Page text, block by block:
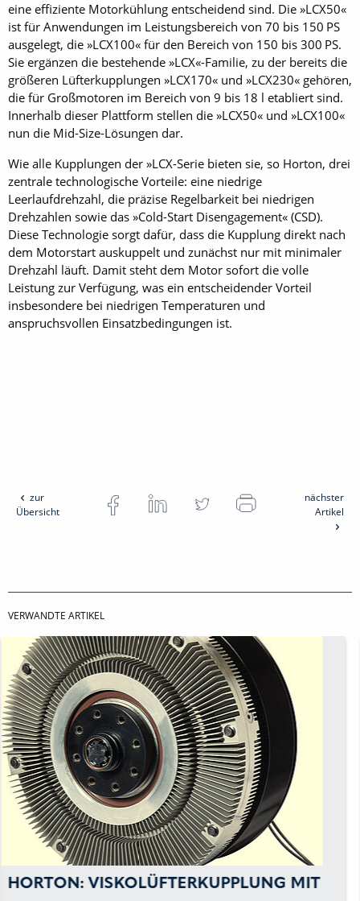
eine effiziente Motorkühlung entscheidend sind. Die »LCX50«
ist für Anwendungen im Leistungsbereich von 70 bis 150 PS
ausgelegt, die »LCX100« für den Bereich von 150 bis 300 PS.
Sie ergänzen die bestehende »LCX«-Familie, zu der bereits die
größeren Lüfterkupplungen »LCX170« und »LCX230« gehören,
die für Großmotoren im Bereich von 9 bis 18 l etabliert sind.
Innerhalb dieser Plattform stellen die »LCX50« und »LCX100«
nun die Mid-Size-Lösungen dar.
Wie alle Kupplungen der »LCX-Serie bieten sie, so Horton, drei
zentrale technologische Vorteile: eine niedrige
Leerlaufdrehzahl, die präzise Regelbarkeit bei niedrigen
Drehzahlen sowie das »Cold-Start Disengagement« (CSD).
Diese Technologie sorgt dafür, dass die Kupplung direkt nach
dem Motorstart auskuppelt und zunächst nur mit minimaler
Drehzahl läuft. Damit steht dem Motor sofort die volle
Leistung zur Verfügung, was ein entscheidender Vorteil
insbesondere bei niedrigen Temperaturen und
anspruchsvollen Einsatz­bedingungen ist.
zur
Übersicht
nächster
Artikel
VERWANDTE ARTIKEL
HORTON: GERÄUSCHARME LÜFTER FÜR